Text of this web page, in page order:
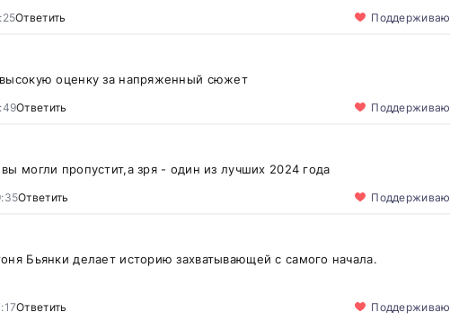
Ответить Поддерживаю
оценку за напряженный сюжет
Ответить Поддерживаю
могли пропустит,а зря - один из лучших 2024 года
Ответить Поддерживаю
Бьянки делает историю захватывающей с самого начала.
Ответить Поддерживаю